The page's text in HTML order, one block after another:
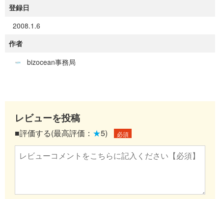
登録日
2008.1.6
作者
bizocean事務局
レビューを投稿
■評価する(最高評価： ★5) 必須